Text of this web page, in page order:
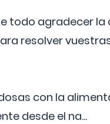
todo agradecer
resolver
con la
desde el na...